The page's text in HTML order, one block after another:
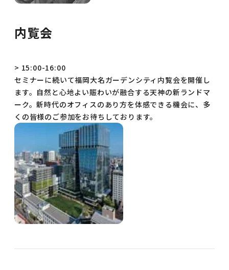
内覧会
> 15:00-16:00
セミナーに続いて福岡大名ガーデンシティ内覧会を開催し
ます。自然と心地よい賑わいが融合する天神の新ランドマ
ーク。新時代のオフィスのあり方を体感できる機会に、多
くの皆様のご参加をお待ちしております。